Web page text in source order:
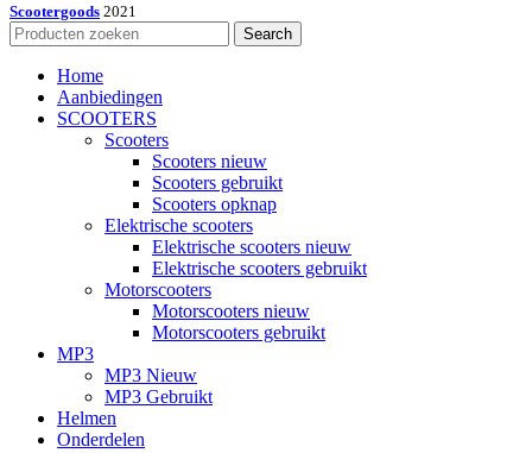
Scootergoods 2021
Search
Home
Aanbiedingen
SCOOTERS
Scooters
Scooters nieuw
Scooters gebruikt
Scooters opknap
Elektrische scooters
Elektrische scooters nieuw
Elektrische scooters gebruikt
Motorscooters
Motorscooters nieuw
Motorscooters gebruikt
MP3
MP3 Nieuw
MP3 Gebruikt
Helmen
Onderdelen